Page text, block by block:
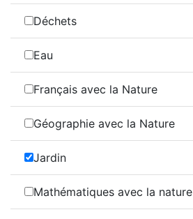
Déchets
Eau
Français avec la Nature
Géographie avec la Nature
Jardin
Mathématiques avec la nature